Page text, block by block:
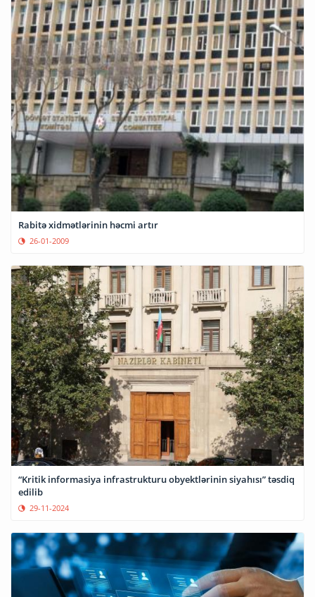
Rabitə xidmətlərinin həcmi artır
26-01-2009
“Kritik informasiya infrastrukturu obyektlərinin siyahısı” təsdiq
edilib
29-11-2024